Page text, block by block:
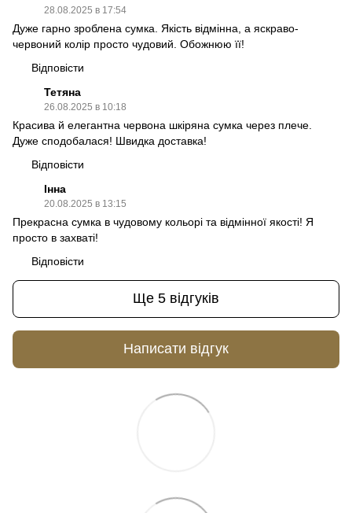
28.08.2025 в 17:54
Дуже гарно зроблена сумка. Якість відмінна, а яскраво-
червоний колір просто чудовий. Обожнюю її!
Відповісти
Тетяна
26.08.2025 в 10:18
Красива й елегантна червона шкіряна сумка через плече.
Дуже сподобалася! Швидка доставка!
Відповісти
Інна
20.08.2025 в 13:15
Прекрасна сумка в чудовому кольорі та відмінної якості! Я
просто в захваті!
Відповісти
Ще 5 відгуків
Написати відгук